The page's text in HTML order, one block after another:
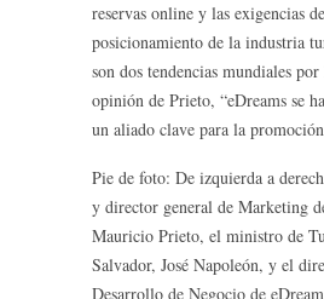
reservas online y las exigencias
posicionamiento de la industria
son dos tendencias mundiales por
opinión de Prieto, “eDreams se
un aliado clave para la
Pie de foto: De izquierda a
y director general de Marketing
Mauricio Prieto, el ministro de
Salvador, José Napoleón, y el
Desarrollo de Negocio de